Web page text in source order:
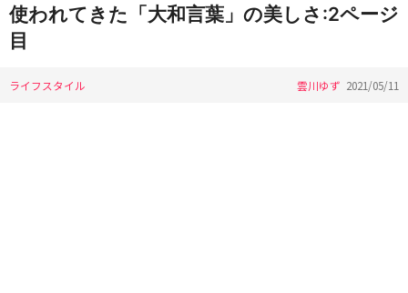
使われてきた「大和言葉」の美しさ:2ページ
目
ライフスタイル 雲川ゆず 2021/05/11